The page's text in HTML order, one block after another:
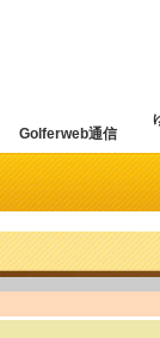
Golferweb通信